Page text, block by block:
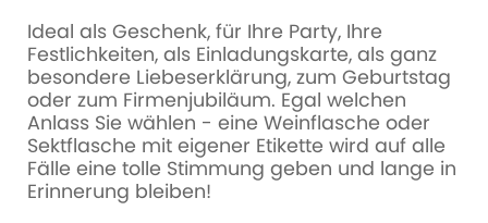
Ideal als Geschenk, für Ihre Party, Ihre
Festlichkeiten, als Einladungskarte, als ganz
besondere Liebeserklärung, zum Geburtstag
oder zum Firmenjubiläum. Egal welchen
Anlass Sie wählen - eine Weinflasche oder
Sektflasche mit eigener Etikette wird auf alle
Fälle eine tolle Stimmung geben und lange in
Erinnerung bleiben!